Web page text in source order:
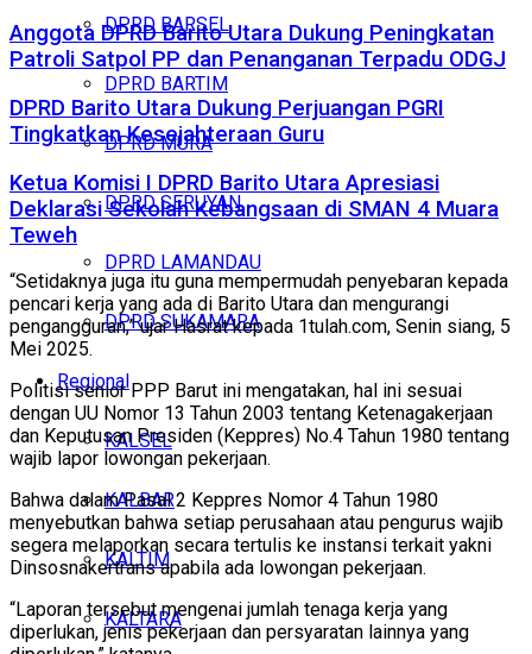
DPRD BARSEL
DPRD BARTIM
DPRD MURA
DPRD SERUYAN
DPRD LAMANDAU
DPRD SUKAMARA
Regional
KALSEL
KALBAR
KALTIM
KALTARA
Anggota DPRD Barito Utara Dukung Peningkatan
Patroli Satpol PP dan Penanganan Terpadu ODGJ
DPRD Barito Utara Dukung Perjuangan PGRI
Tingkatkan Kesejahteraan Guru
Ketua Komisi I DPRD Barito Utara Apresiasi
Deklarasi Sekolah Kebangsaan di SMAN 4 Muara
Teweh
“Setidaknya juga itu guna mempermudah penyebaran kepada
pencari kerja yang ada di Barito Utara dan mengurangi
pengangguran,” ujar Hasrat kepada 1tulah.com, Senin siang, 5
Mei 2025.
Politisi senior PPP Barut ini mengatakan, hal ini sesuai
dengan UU Nomor 13 Tahun 2003 tentang Ketenagakerjaan
dan Keputusan Presiden (Keppres) No.4 Tahun 1980 tentang
wajib lapor lowongan pekerjaan.
Bahwa dalam Pasal 2 Keppres Nomor 4 Tahun 1980
menyebutkan bahwa setiap perusahaan atau pengurus wajib
segera melaporkan secara tertulis ke instansi terkait yakni
Dinsosnakertrans apabila ada lowongan pekerjaan.
“Laporan tersebut mengenai jumlah tenaga kerja yang
diperlukan, jenis pekerjaan dan persyaratan lainnya yang